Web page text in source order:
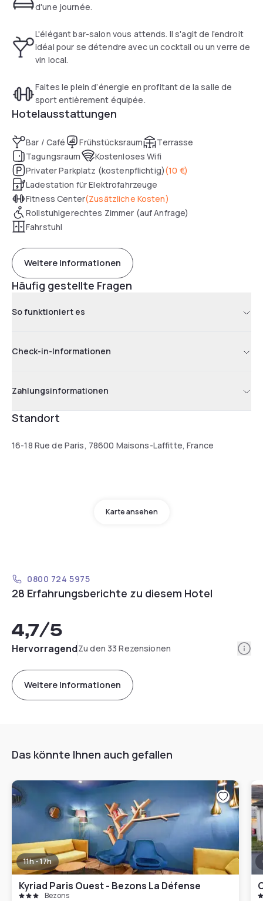
d'une journée.
L'élégant bar-salon vous attends. Il s'agit de l’endroit
idéal pour se détendre avec un cocktail ou un verre de
vin local.
Faites le plein d’énergie en profitant de la salle de
sport entièrement équipée.
Hotelausstattungen
Bar / Café Frühstücksraum
Terrasse
Tagungsraum
Kostenloses Wifi
Privater Parkplatz (kostenpflichtig)(10 €)
Ladestation für Elektrofahrzeuge
Fitness Center(Zusätzliche Kosten)
Rollstuhlgerechtes Zimmer (auf Anfrage)
Fahrstuhl
Weitere Informationen
Häufig gestellte Fragen
So funktioniert es
Check-in-Informationen
Zahlungsinformationen
Standort
16-18 Rue de Paris, 78600 Maisons-Laffitte, France
Karte ansehen
0800 724 5975
28 Erfahrungsberichte zu diesem Hotel
4,7/5
HervorragendZu den 33 Rezensionen
Weitere Informationen
Das könnte Ihnen auch gefallen
11h - 17h
Kyriad Paris Ouest - Bezons La Défense
Bezons